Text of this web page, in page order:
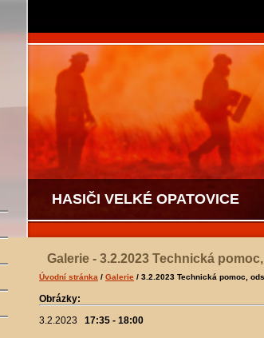
HASIČI VELKÉ OPATOVICE
Galerie - 3.2.2023 Technická
Úvodní stránka / Galerie / 3.2.2023 Technická pomoc,
Obrázky:
3.2.2023 17:35 - 18:00